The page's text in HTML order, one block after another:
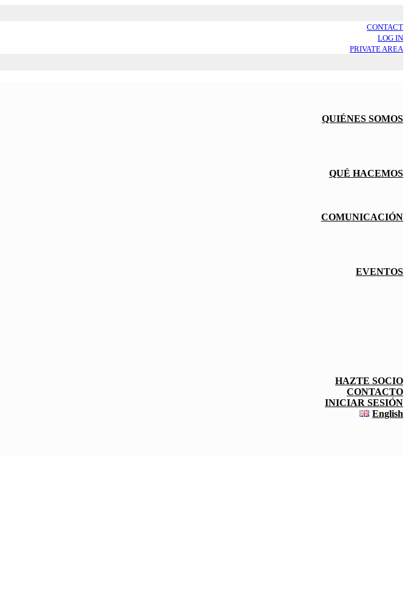
CONTACT
LOG IN
PRIVATE AREA
QUIÉNES SOMOS
QUÉ HACEMOS
COMUNICACIÓN
EVENTOS
HAZTE SOCIO
CONTACTO
INICIAR SESIÓN
English